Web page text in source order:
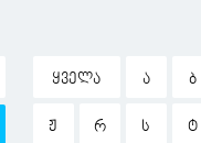
ᲧᲕᲔᲚᲐ Ა Ბ
Ჟ Რ Ს Ტ